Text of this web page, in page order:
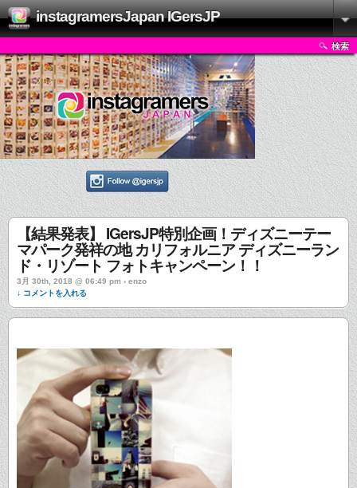
instagramersJapan IGersJP
検索
【結果発表】 IGersJP特別企画！ディズニーテー
マパーク発祥の地 カリフォルニア ディズニーラン
ド・リゾート フォトキャンペーン！！
3月 30th, 2018 @ 06:49 pm › enzo
↓ コメントを入れる